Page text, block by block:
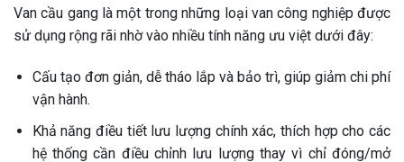
Van cầu gang là một trong những loại van công nghiệp được
sử dụng rộng rãi nhờ vào nhiều tính năng ưu việt dưới đây:
Cấu tạo đơn giản, dễ tháo lắp và bảo trì, giúp giảm chi phí
vận hành.
Khả năng điều tiết lưu lượng chính xác, thích hợp cho các
hệ thống cần điều chỉnh lưu lượng thay vì chỉ đóng/mở